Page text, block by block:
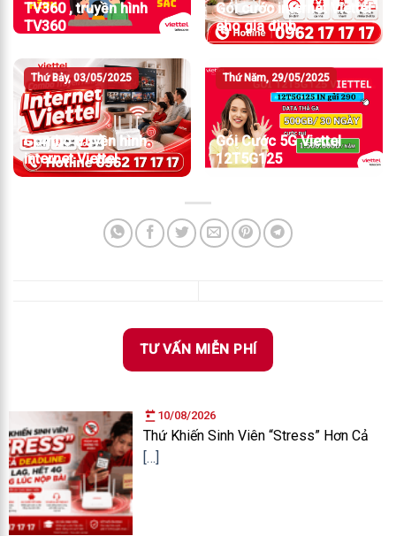
10/08/2026
Thứ Khiến Sinh Viên “Stress” Hơn Cả
[…]
TV360 , truyền hình
TV360
Gói cước internet Viettel
cho gia đình
Thứ Bảy, 03/05/2025
Combo truyền hình
internet Viettel
Thứ Năm, 29/05/2025
Gói Cước 5G Viettel
12T5G125
TƯ VẤN MIỄN PHÍ